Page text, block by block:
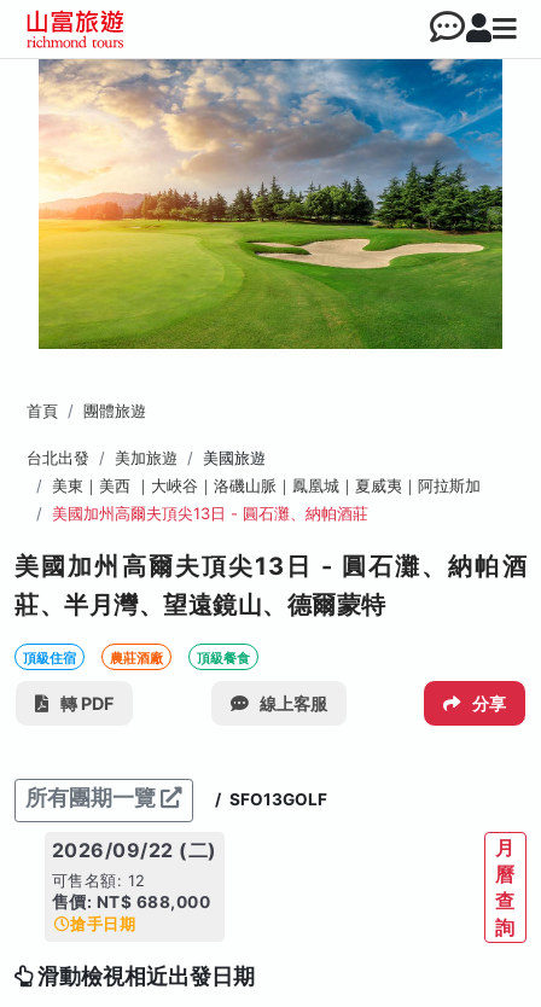
首頁 團體旅遊
台北出發 美加旅遊
美國旅遊
美東｜美西 ｜大峽谷｜洛磯山脈｜鳳凰城｜夏威夷｜阿拉斯加
美國加州高爾夫頂尖13日 - 圓石灘、納帕酒莊
美國加州高爾夫頂尖13日 - 圓石灘、納帕酒
莊、半月灣、望遠鏡山、德爾蒙特
頂級住宿 農莊酒廠 頂級餐食
轉 PDF 線上客服 分享
所有團期一覽 / SFO13GOLF
2026/09/22 (二)
可售名額: 12
售價: NT$ 688,000
搶手日期
月
曆
查
詢
滑動檢視相近出發日期